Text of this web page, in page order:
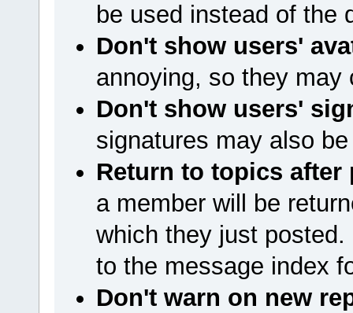
be used instead of the
Don't show users'
annoying, so they may
Don't show users'
signatures may also
Return to topics
a member will be
which they just
to the message index
Don't warn on new